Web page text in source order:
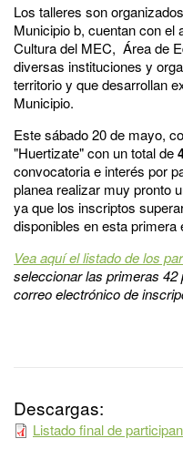
Los talleres son
Municipio b, cuentan con el
Cultura del MEC, Área de
diversas instituciones y
territorio y que desarrollan
Municipio.
Este sábado 20 de mayo,
"Huertizate" con un total de
convocatoria e interés por
planea realizar muy pronto
ya que los inscriptos
disponibles en esta primera
Vea aquí el listado de los
seleccionarlas primeras 42
correoelectrónico de
Descargas:
Listado final de